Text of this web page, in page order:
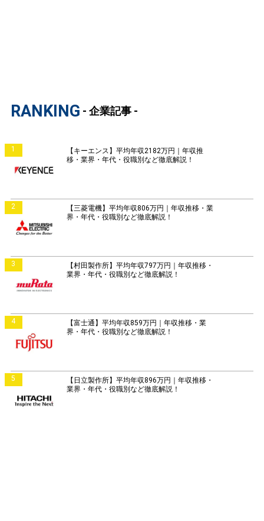
RANKING - 企業記事 -
1
【キーエンス】平均年収2182万円｜年収推
移・業界・年代・役職別など徹底解説！
2
【三菱電機】平均年収806万円｜年収推移・業
界・年代・役職別など徹底解説！
3
【村田製作所】平均年収797万円｜年収推移・
業界・年代・役職別など徹底解説！
4
【富士通】平均年収859万円｜年収推移・業
界・年代・役職別など徹底解説！
5
【日立製作所】平均年収896万円｜年収推移・
業界・年代・役職別など徹底解説！